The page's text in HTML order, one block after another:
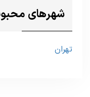
شهرهای
تهران